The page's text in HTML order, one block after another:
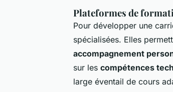
Plateformes de
Pour développer une
spécialisées. Elles
accompagnement
sur les compétences
large éventail de cours